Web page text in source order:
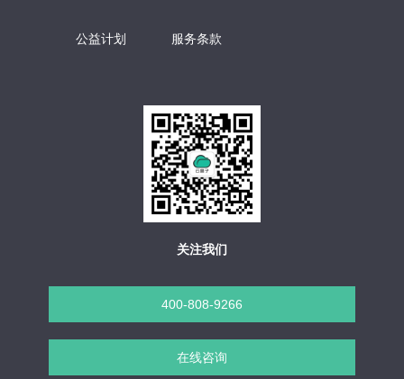
公益计划 服务条款
关注我们
400-808-9266
在线咨询